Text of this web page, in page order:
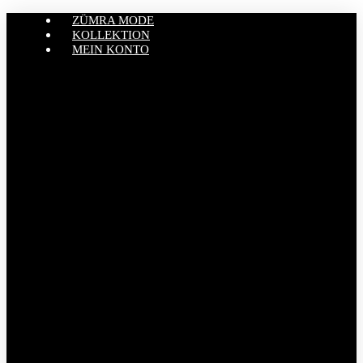
ZÜMRA MODE
KOLLEKTION
MEIN KONTO